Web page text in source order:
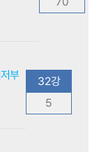
부
32강
5